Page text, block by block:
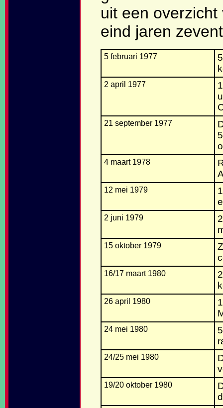
uit een
eind jaren
5 februari 1977
2 april 1977
21 september 1977
4 maart 1978
12 mei 1979
2 juni 1979
15 oktober 1979
16/17 maart 1980
26 april 1980
24 mei 1980
24/25 mei 1980
19/20 oktober 1980